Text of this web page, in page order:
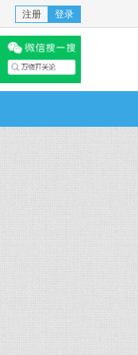
注册 登录